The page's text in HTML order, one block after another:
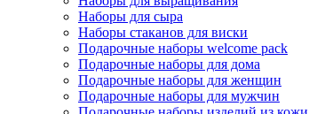
Наборы для сыра
Наборы стаканов для виски
Подарочные наборы welcome pack
Подарочные наборы для дома
Подарочные наборы для женщин
Подарочные наборы для мужчин